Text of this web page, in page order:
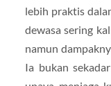
lebih praktis
dewasa sering
namun
Ia bukan